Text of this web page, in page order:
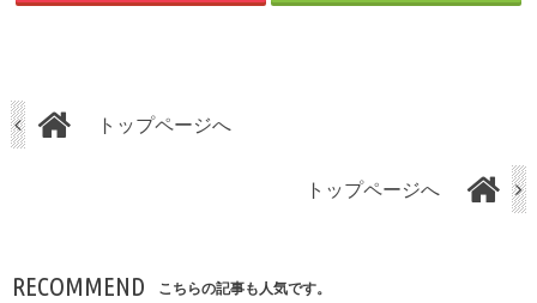
トップページへ
トップページへ
RECOMMEND こちらの記事も人気です。